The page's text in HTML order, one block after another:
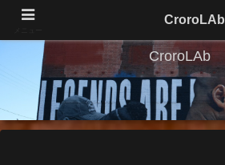
CroroLAb
CroroLAb